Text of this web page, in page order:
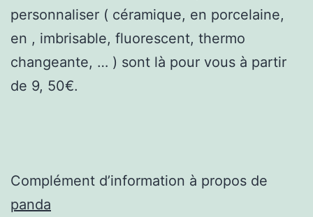
personnaliser ( céramique, en porcelaine,
en , imbrisable, fluorescent, thermo
changeante, … ) sont là pour vous à partir
de 9, 50€.
Complément d’information à propos de
panda